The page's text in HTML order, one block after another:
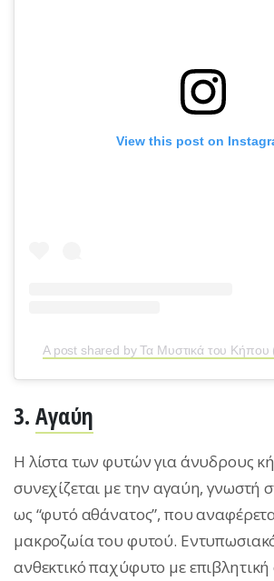
View this post on
A post shared by Τα Μυστικά του Κήπου
3. Αγαύη
Η λίστα των φυτών για άνυδρους
συνεχίζεται με την αγαύη, γνωστή
ως “φυτό αθάνατος”, που
μακροζωία του φυτού. Εντυπωσιακό
ανθεκτικό παχύφυτο με